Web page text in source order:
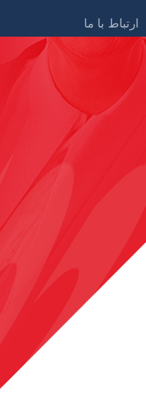
ارتباط با ما